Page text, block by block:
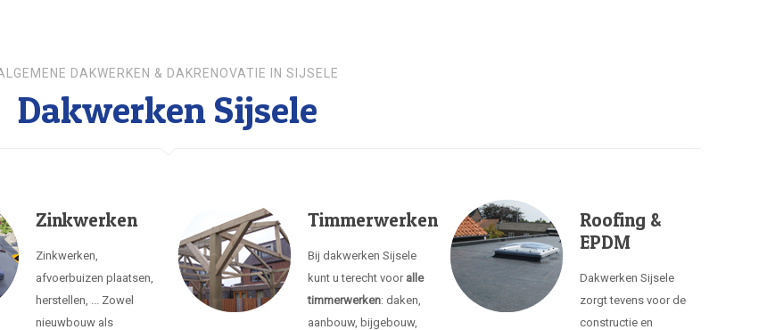
DAKWERKEN & DAKRENOVATIE IN SIJSELE
Dakwerken Sijsele
Zinkwerken
Zinkwerken,
afvoerbuizen plaatsen,
herstellen, ... Zowel
nieuwbouw als
Timmerwerken
Bij dakwerken Sijsele
kunt u terecht voor alle
timmerwerken: daken,
aanbouw, bijgebouw,
Roofing &
EPDM
Dakwerken Sijsele
zorgt tevens voor de
constructie en